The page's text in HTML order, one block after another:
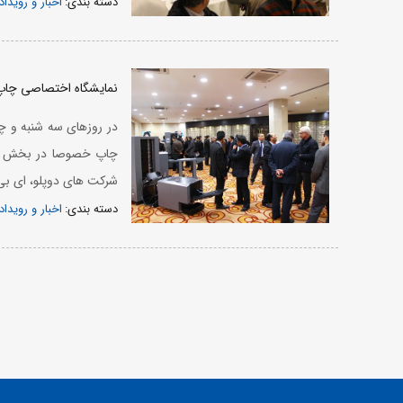
نمایشگاه اختصاصی چاپ و
چاپ خصوصا در بخش
شرکت های دوپلو، ای
دسته بندی: اخبار و